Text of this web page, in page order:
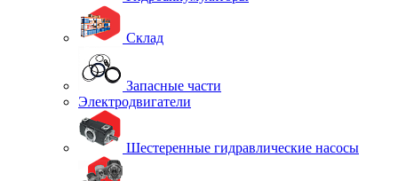
Склад
Запасные части
Электродвигатели
Шестеренные гидравлические насосы